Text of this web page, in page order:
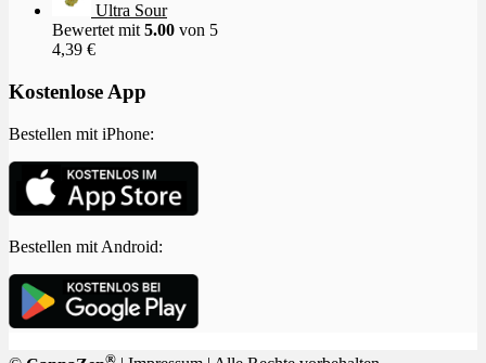
Ultra Sour
Bewertet mit 5.00 von 5
4,39 €
Kostenlose App
Bestellen mit iPhone:
Bestellen mit Android:
®